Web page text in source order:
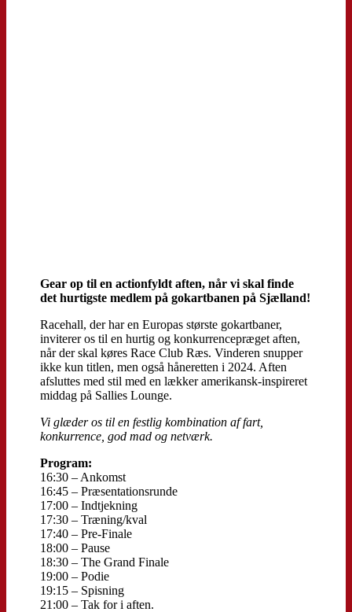
Gear op til en actionfyldt aften, når vi skal finde
det hurtigste medlem på gokartbanen på Sjælland!
Racehall, der har en Europas største gokartbaner,
inviterer os til en hurtig og konkurrencepræget aften,
når der skal køres Race Club Ræs. Vinderen snupper
ikke kun titlen, men også håneretten i 2024. Aften
afsluttes med stil med en lækker amerikansk-inspireret
middag på Sallies Lounge.
Vi glæder os til en festlig kombination af fart,
konkurrence, god mad og netværk.
Program:
16:30 – Ankomst
16:45 – Præsentationsrunde
17:00 – Indtjekning
17:30 – Træning/kval
17:40 – Pre-Finale
18:00 – Pause
18:30 – The Grand Finale
19:00 – Podie
19:15 – Spisning
21:00 – Tak for i aften.